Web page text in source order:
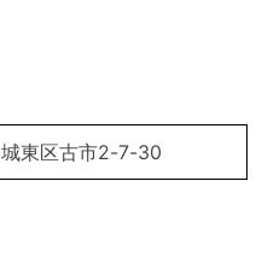
城東区古市2-7-30